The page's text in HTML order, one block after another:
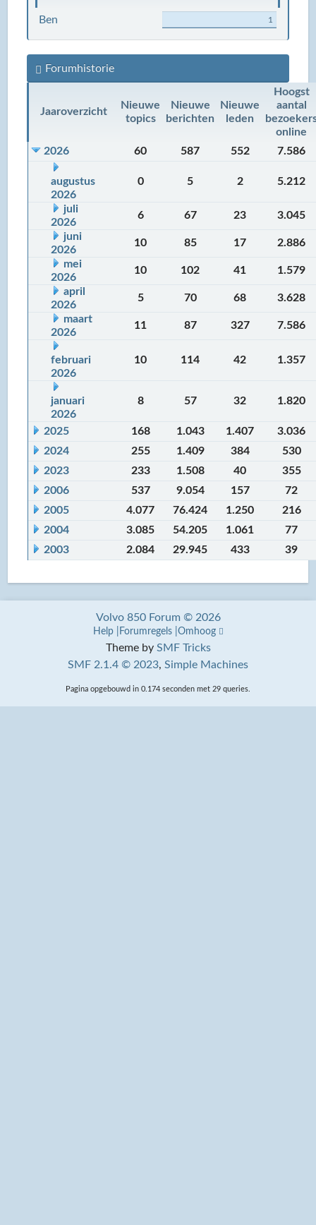
Ben 1
Forumhistorie
Jaaroverzicht
Nieuwe
topics
Nieuwe
berichten
Nieuwe
leden
Hoogst
aantal
online
2026
60 587 552 7.586
augustus
2026
0 5 2 5.212
juli
2026
6 67 23
3.045
juni
2026
10 85 17
2.886
mei
2026
10 102 41
1.579
april
2026
5 70 68
3.628
maart
2026
11 87 327 7.586
februari
2026
10 114 42 1.357
januari
2026
8 57 32 1.820
2025 168 1.043 1.407
3.036
2024
255 1.409 384
530
2023
233 1.508 40
355
2006
537 9.054 157
72
2005
4.077 76.424 1.250
216
2004
3.085 54.205 1.061
77
2003
2.084 29.945 433 39
Theme by SMF Tricks
SMF 2.1.4 © 2023, Simple Machines
Volvo 850 Forum © 2026
Help Forumregels Omhoog
Pagina opgebouwd in 0.174 seconden met 29 queries.